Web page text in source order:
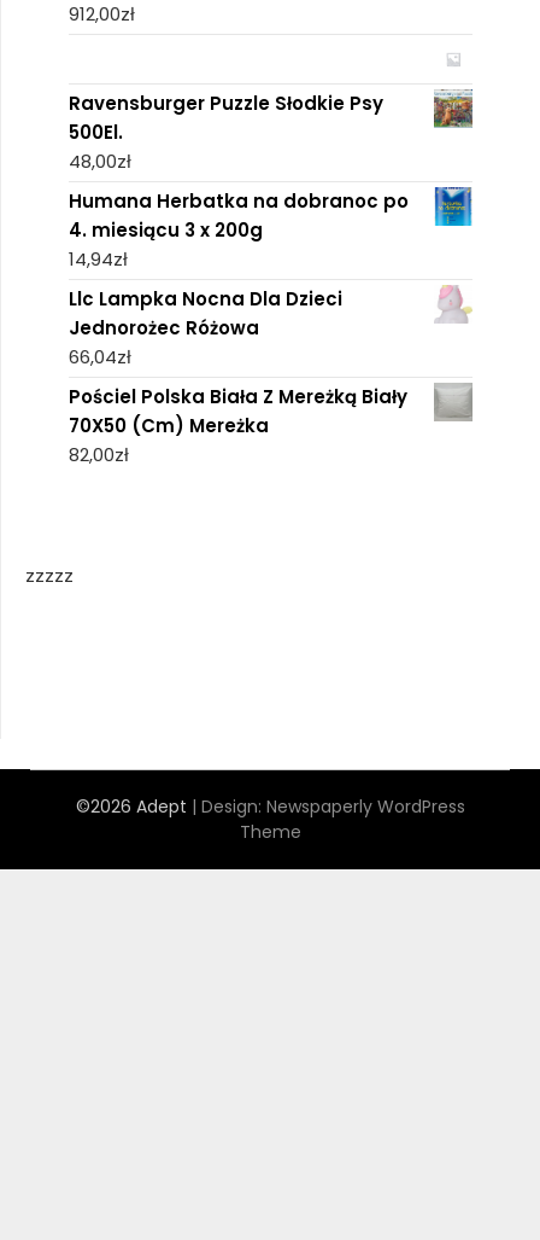
912,00zł
Ravensburger Puzzle Słodkie Psy
500El.
48,00zł
Humana Herbatka na dobranoc po
4. miesiącu 3 x 200g
14,94zł
Llc Lampka Nocna Dla Dzieci
Jednorożec Różowa
66,04zł
Pościel Polska Biała Z Mereżką Biały
70X50 (Cm) Mereżka
82,00zł
zzzzz
©2026 Adept | Design: Newspaperly WordPress
Theme